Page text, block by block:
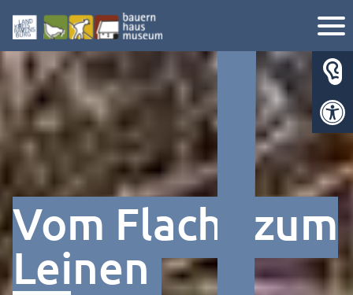
Vom Flachs zum
Leinen